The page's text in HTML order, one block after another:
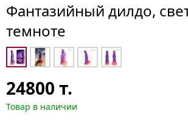
Фантазийный дилдо,
темноте
24800 т.
Товар в наличии